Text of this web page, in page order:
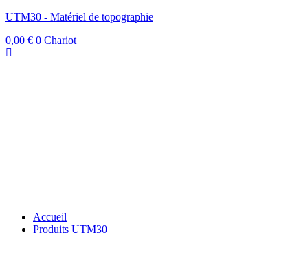
UTM30 - Matériel de topographie
0,00 € 0 Chariot
Accueil
Produits UTM30